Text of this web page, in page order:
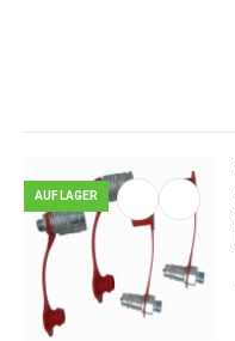
AUF LAGER